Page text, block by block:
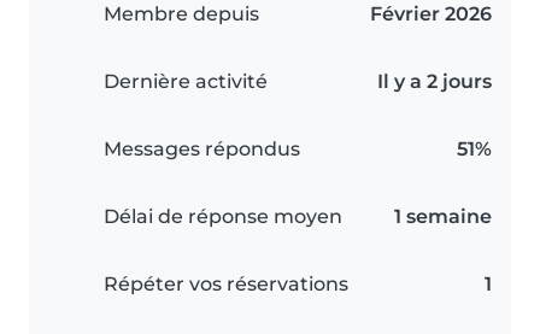
Membre depuis Février 2026
Dernière activité Il y a 2 jours
Messages répondus 51%
Délai de réponse moyen 1 semaine
Répéter vos réservations 1